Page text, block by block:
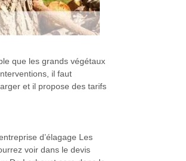
que les grands végétaux
il faut
et il propose des tarifs
d’élagage Les
voir dans le devis